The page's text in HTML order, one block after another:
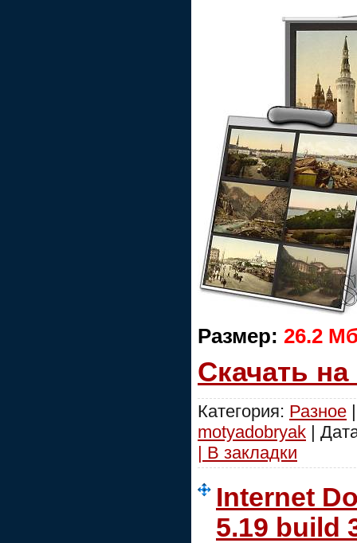
Размер: 26.2
Скачать
Категория: Разное
motyadobryak |
| В закладки
Internet
5.19 build